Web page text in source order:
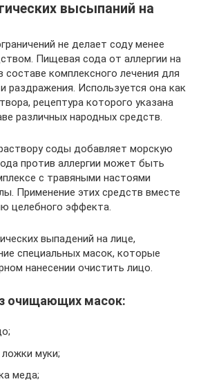
высыпаний на
не делает соду менее
Пищевая сода от аллергии на
составе комплексного лечения для
раздражения. Используется она как
рецептура которого указана
различных народных средств.
соды добавляет морскую
против аллергии может быть
с травяными настоями
Применение этих средств вместе
целебного эффекта.
выпадений на лице,
специальных масок, которые
нанесении очистить лицо.
очищающих масок:
муки;
меда;